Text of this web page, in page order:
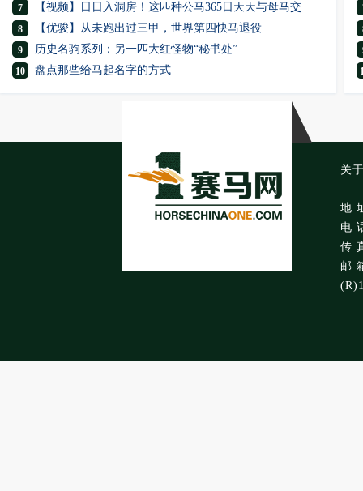
7 【视频】日日入洞房！这匹种公马365日天天与母马交
8 【优骏】从未跑出过三甲，世界第四快马退役
9 历史名驹系列：另一匹大红怪物“秘书处”
10 盘点那些给马起名字的方式
关
地
电
传
邮